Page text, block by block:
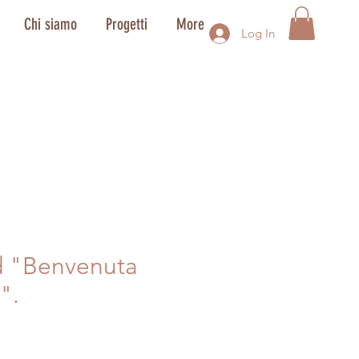
Log In
Chi siamo Progetti More
"Benvenuta